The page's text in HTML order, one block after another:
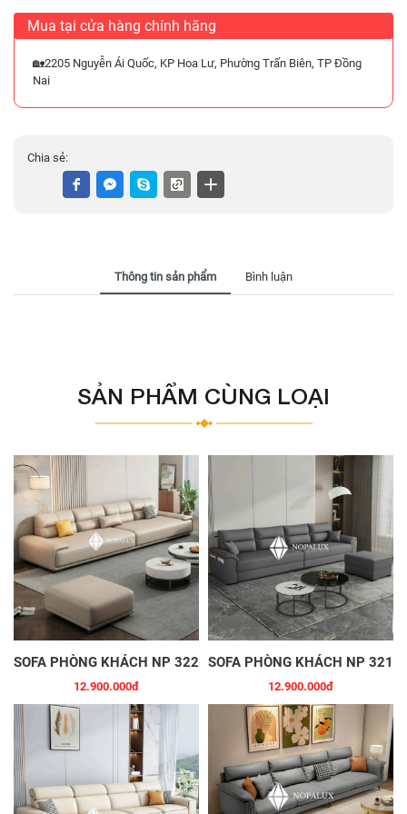
Mua tại cửa hàng chính hãng
🏡2205 Nguyễn Ái Quốc, KP Hoa Lư, Phường Trấn Biên, TP Đồng
Nai
Chia sẻ:
Thông tin sản phẩm Bình luận
SẢN PHẨM CÙNG LOẠI
SOFA PHÒNG KHÁCH NP 322
12.900.000đ
SOFA PHÒNG KHÁCH NP 321
12.900.000đ